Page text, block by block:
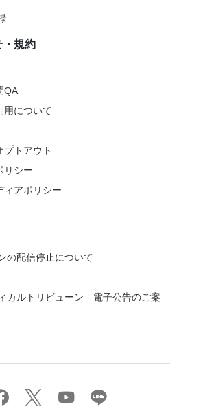
・規約
QA
用について
プトアウト
リシー
ィアポリシー
の配信停止について
カルトリビューン 電子公告のご案